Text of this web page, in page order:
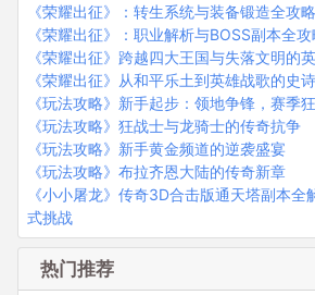
《荣耀出征》：转生系统与装备锻造全攻略
《荣耀出征》：职业解析与BOSS副本全攻
《荣耀出征》跨越四大王国与失落文明的
《荣耀出征》从和平乐土到英雄战歌的史
《玩法攻略》新手起步：领地争锋，赛季
《玩法攻略》狂战士与龙骑士的传奇抗争
《玩法攻略》新手黄金频道的逆袭盛宴
《玩法攻略》布拉齐恩大陆的传奇新章
《小小屠龙》传奇3D合击版通天塔副本
式挑战
热门推荐